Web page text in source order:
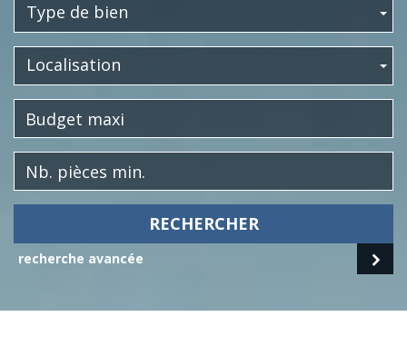
Type de bien
Localisation
RECHERCHER
recherche avancée